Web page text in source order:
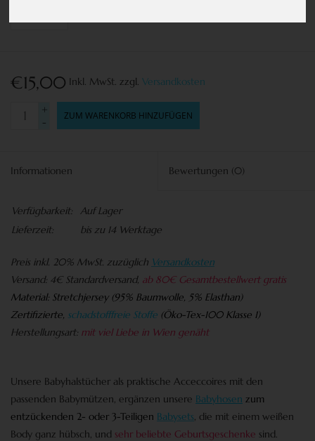
€15,00 Inkl. MwSt. zzgl. Versandkosten
+
-
ZUM WARENKORB HINZUFÜGEN
Informationen Bewertungen (0)
Verfügbarkeit:
Auf Lager
Lieferzeit:
bis zu 14 Werktage
Preis inkl. 20% MwSt. zuzüglich Versandkosten
Versand: 4€ Standardversand, ab 80€ Gesamtbestellwert gratis
Material: Stretchjersey (95% Baumwolle, 5% Elasthan)
Zertifizierte, schadstofffreie Stoffe (Öko-Tex-100 Klasse 1)
Herstellungsart: mit viel Liebe in Wien genäht
Unsere Babyhalstücher als praktische Acceccoires mit den
passenden Babymützen, ergänzen unsere Babyhosen zum
entzückenden 2- oder 3-Teiligen Babysets, die mit einem weißen
Body ganz hübsch, und sehr beliebte Geburtsgeschenke sind.